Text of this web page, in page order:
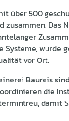
über 500
zusammen. Das
Systeme, wurde
vor Ort.
Baureis
die
damit